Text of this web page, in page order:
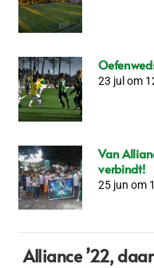
23 jul om
Van
verbindt!
25 jun om
Alliance ’22,daar